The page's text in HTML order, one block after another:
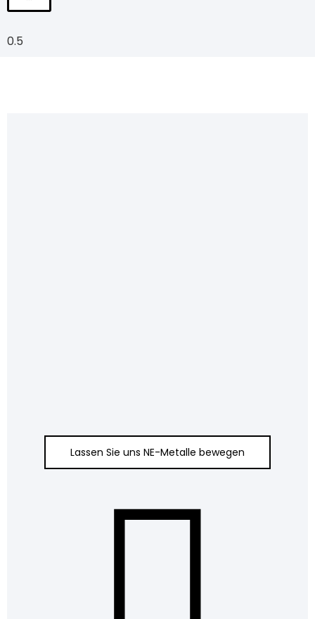
Lassen Sie uns NE-Metalle bewegen